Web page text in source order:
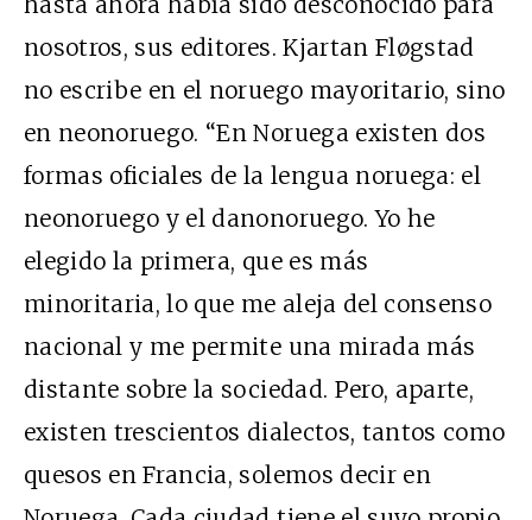
nosotros, sus editores. Kjartan Fløgstad
no escribe en el noruego mayoritario, sino
en neonoruego. “En Noruega existen dos
formas oficiales de la lengua noruega: el
neonoruego y el danonoruego. Yo he
elegido la primera, que es más
minoritaria, lo que me aleja del consenso
nacional y me permite una mirada más
distante sobre la sociedad. Pero, aparte,
existen trescientos dialectos, tantos como
quesos en Francia, solemos decir en